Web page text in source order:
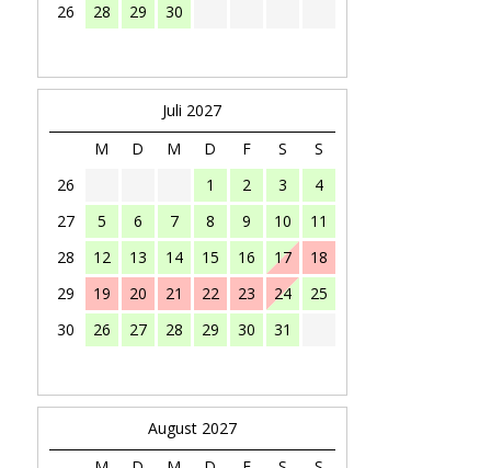
26
28 29 30
Juli 2027
M
D M D F S
S
26
1 2 3
4
27
5 6 7 8 9 10
11
28
12 13 14 15 16 17
18
29
19 20 21 22 23 24
25
30
26 27 28 29 30 31
August 2027